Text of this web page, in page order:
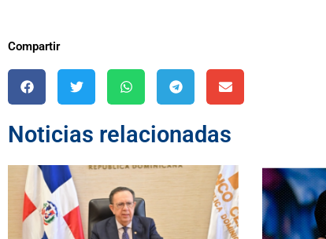
Compartir
Noticias relacionadas